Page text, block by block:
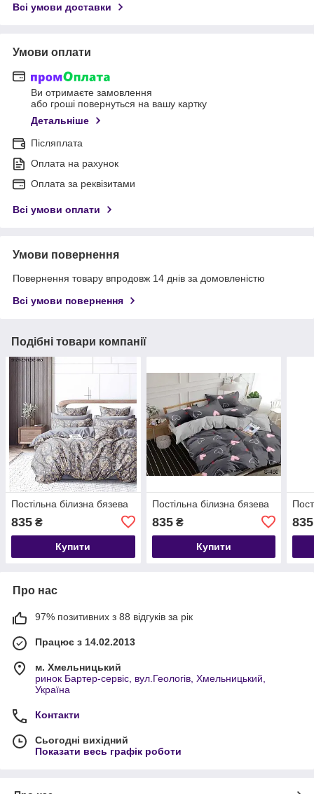
Всі умови доставки
Умови оплати
Ви отримаєте замовлення
або гроші повернуться на вашу картку
Детальніше
Післяплата
Оплата на рахунок
Оплата за реквізитами
Всі умови оплати
Умови повернення
Повернення товару впродовж 14 днів за домовленістю
Всі умови повернення
Подібні товари компанії
Постільна білизна бязева
835 ₴
Купити
Постільна білизна бязева
835₴
Купити
835
Про нас
97% позитивних з 88 відгуків за рік
Працює з 14.02.2013
м. Хмельницький
ринок Бартер-сервіс, вул.Геологів, Хмельницький,
Україна
Контакти
Сьогодні вихідний
Показати весь графік роботи